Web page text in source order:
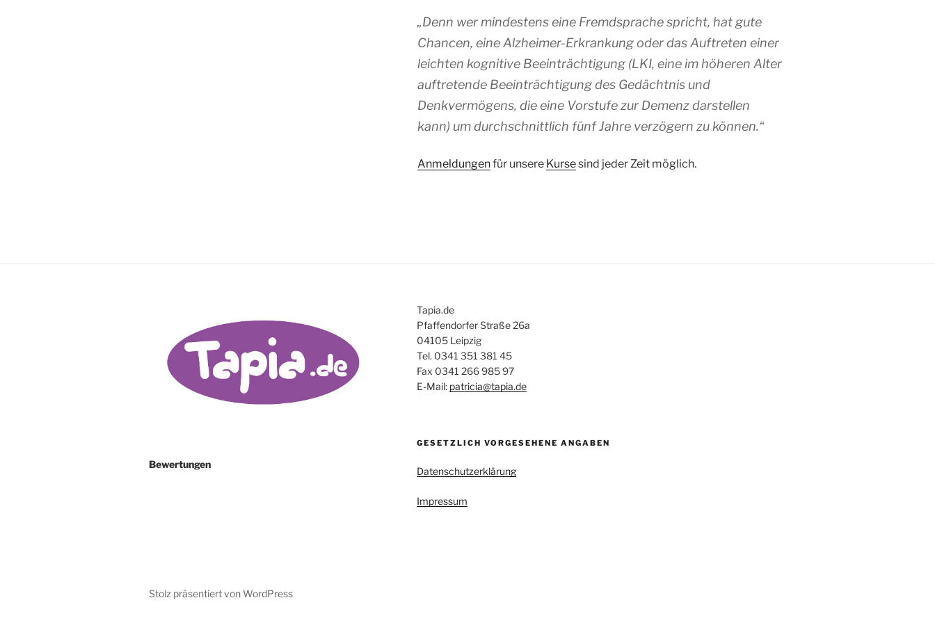
„Denn wer mindestens eine Fremdsprache spricht, hat gute
Chancen, eine Alzheimer-Erkrankung oder das Auftreten einer
leichten kognitive Beeinträchtigung (LKI, eine im höheren Alter
auftretende Beeinträchtigung des Gedächtnis und
Denkvermögens, die eine Vorstufe zur Demenz darstellen
kann) um durchschnittlich fünf Jahre verzögern zu können.“
Anmeldungenfür unsere Kursesind jeder Zeit möglich.
Bewertungen
Tapia.de
Pfaffendorfer Straße 26a
04105 Leipzig
Tel. 0341 351 381 45
Fax 0341 266 985 97
E-Mail: patricia@tapia.de
GESETZLICH VORGESEHENE ANGABEN
Datenschutzerklärung
Impressum
Stolz präsentiert von WordPress